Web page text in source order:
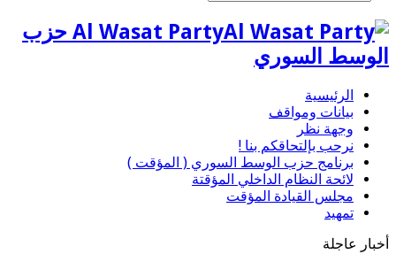
Al Wasat Party حزب
الوسط السوري
الرئيسية
بيانات ومواقف
وجهة نظر
نرحب بإلتحاقكم بنا !
برنامج حزب الوسط السوري ( المؤقت )
لائحة النظام الداخلي المؤقتة
مجلس القيادة المؤقت
تمهيد
أخبار عاجلة